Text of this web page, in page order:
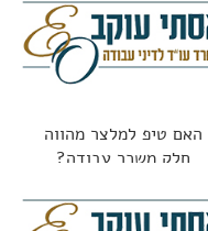
האם טיפ למלצר מהווה
חלק משכר עבודה?